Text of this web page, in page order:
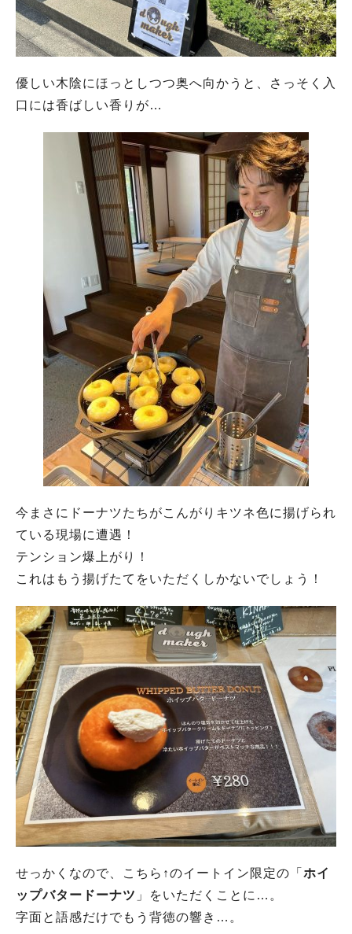
優しい木陰にほっとしつつ奥へ向かうと、さっそく入
口には香ばしい香りが…
今まさにドーナツたちがこんがりキツネ色に揚げられ
ている現場に遭遇！
テンション爆上がり！
これはもう揚げたてをいただくしかないでしょう！
せっかくなので、こちら↑のイートイン限定の「 ホイ
ップバタードーナツ 」をいただくことに…。
字面と語感だけでもう背徳の響き…。